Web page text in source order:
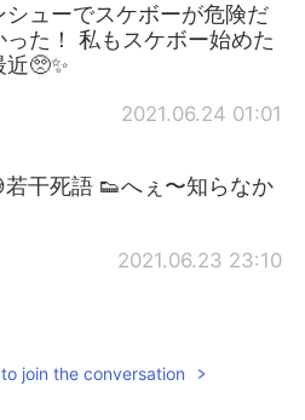
シューでスケボーが危険だ
た！ 私もスケボー始めた
🥺✨
2021.06.24 01:01
若干死語 👟へぇ〜知らなか
2021.06.23 23:10
join the conversation